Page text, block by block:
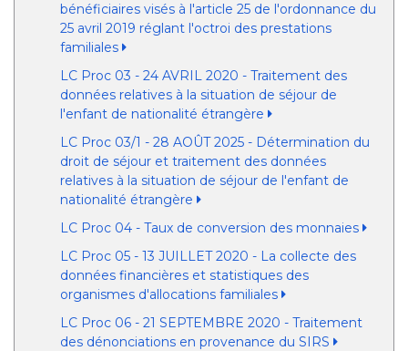
bénéficiaires visés à l'article 25 de l'ordonnance du
25 avril 2019 réglant l'octroi des prestations
familiales
LC Proc 03 - 24 AVRIL 2020 - Traitement des
données relatives à la situation de séjour de
l'enfant de nationalité étrangère
LC Proc 03/1 - 28 AOÛT 2025 - Détermination du
droit de séjour et traitement des données
relatives à la situation de séjour de l'enfant de
nationalité étrangère
LC Proc 04 - Taux de conversion des monnaies
LC Proc 05 - 13 JUILLET 2020 - La collecte des
données financières et statistiques des
organismes d'allocations familiales
LC Proc 06 - 21 SEPTEMBRE 2020 - Traitement
des dénonciations en provenance du SIRS